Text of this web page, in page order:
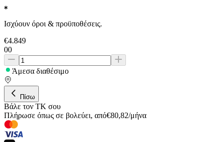
Ισχύουν όροι & προϋποθέσεις.
€4.849
00
Άμεσα διαθέσιμο
Πίσω
Βάλε τον ΤΚ σου
Πλήρωσε όπως σε βολεύει, από€80,82/μήνα